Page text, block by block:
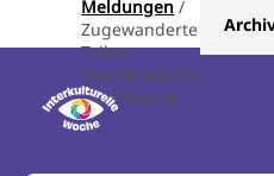
Meldungen
Zugewanderte
Teilen
Demokratische
Grundwerte